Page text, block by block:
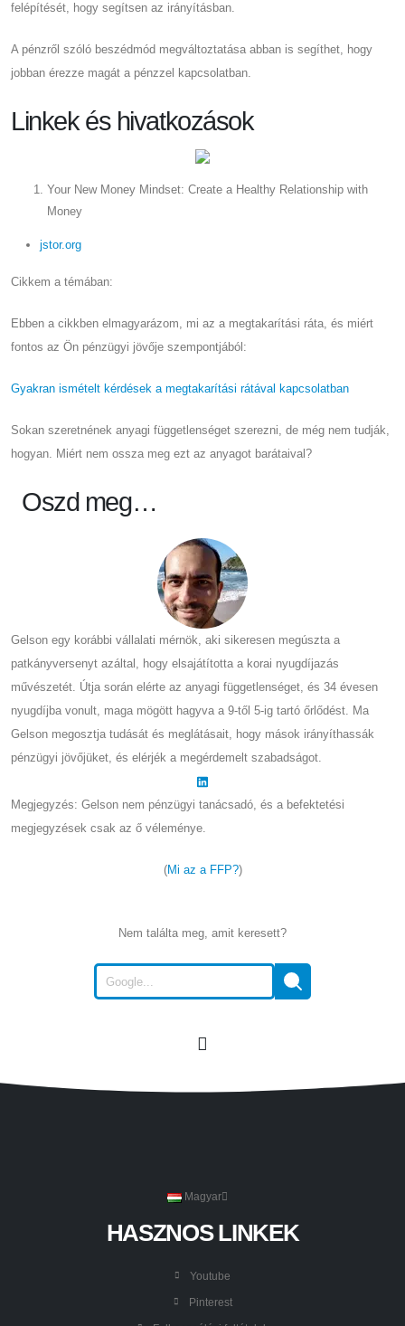
felépítését, hogy segítsen az irányításban.
A pénzről szóló beszédmód megváltoztatása abban is segíthet, hogy
jobban érezze magát a pénzzel kapcsolatban.
Linkek és hivatkozások
Your New Money Mindset: Create a Healthy Relationship with
Money
jstor.org
Cikkem a témában:
Ebben a cikkben elmagyarázom, mi az a megtakarítási ráta, és miért
fontos az Ön pénzügyi jövője szempontjából:
Gyakran ismételt kérdések a megtakarítási rátával kapcsolatban
Sokan szeretnének anyagi függetlenséget szerezni, de még nem tudják,
hogyan. Miért nem ossza meg ezt az anyagot barátaival?
Oszd meg…
Gelson egy korábbi vállalati mérnök, aki sikeresen megúszta a
patkányversenyt azáltal, hogy elsajátította a korai nyugdíjazás
művészetét. Útja során elérte az anyagi függetlenséget, és 34 évesen
nyugdíjba vonult, maga mögött hagyva a 9-től 5-ig tartó őrlődést. Ma
Gelson megosztja tudását és meglátásait, hogy mások irányíthassák
pénzügyi jövőjüket, és elérjék a megérdemelt szabadságot.
Megjegyzés: Gelson nem pénzügyi tanácsadó, és a befektetési
megjegyzések csak az ő véleménye.
(Mi az a FFP?)
Nem találta meg, amit keresett?
Magyar
HASZNOS LINKEK
Youtube
Pinterest